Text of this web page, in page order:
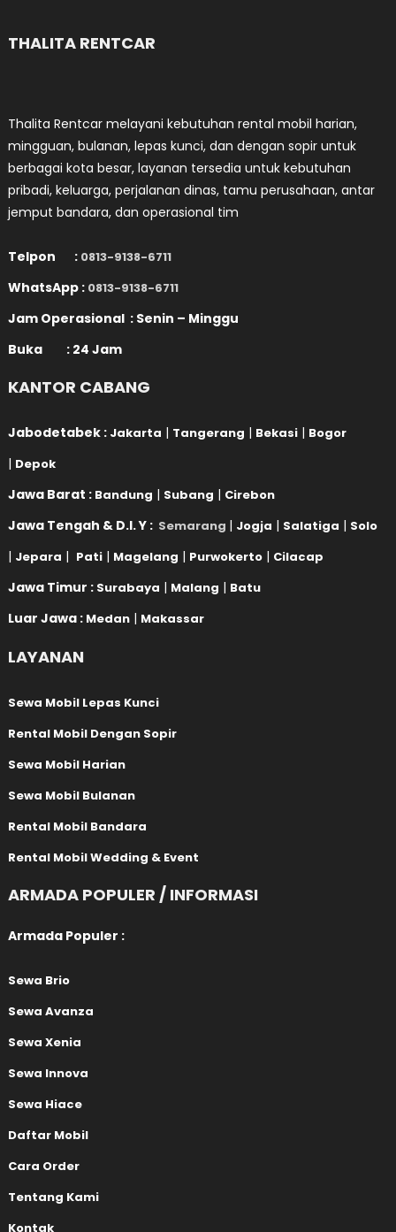
THALITA RENTCAR
Thalita Rentcar melayani kebutuhan rental mobil harian,
mingguan, bulanan, lepas kunci, dan dengan sopir untuk
berbagai kota besar, layanan tersedia untuk kebutuhan
pribadi, keluarga, perjalanan dinas, tamu perusahaan, antar
jemput bandara, dan operasional tim
Telpon : 0813-9138-6711
WhatsApp : 0813-9138-6711
Jam Operasional : Senin – Minggu
Buka : 24 Jam
KANTOR CABANG
Jabodetabek : Jakarta | Tangerang | Bekasi | Bogor
| Depok
Jawa Barat : Bandung | Subang | Cirebon
Jawa Tengah & D.I. Y : Semarang | Jogja | Salatiga | Solo
| Jepara | Pati | Magelang | Purwokerto | Cilacap
Jawa Timur : Surabaya | Malang | Batu
Luar Jawa : Medan | Makassar
LAYANAN
Sewa Mobil Lepas Kunci
Rental Mobil Dengan Sopir
Sewa Mobil Harian
Sewa Mobil Bulanan
Rental Mobil Bandara
Rental Mobil Wedding & Event
ARMADA POPULER / INFORMASI
Armada Populer :
Sewa Brio
Sewa Avanza
Sewa Xenia
Sewa Innova
Sewa Hiace
Daftar Mobil
Cara Order
Tentang Kami
Kontak